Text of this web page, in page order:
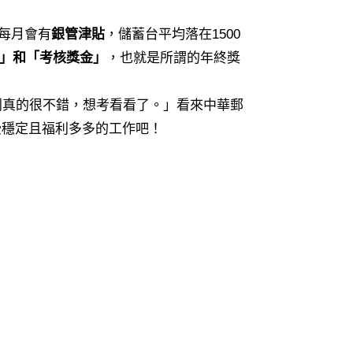
月會有銀管津貼 ，儲蓄台平均落在1500
和「考核獎金」
，也就是所謂的年終獎
的很不錯，想考看看了。」看來中華郵
定且福利多多的工作吧！